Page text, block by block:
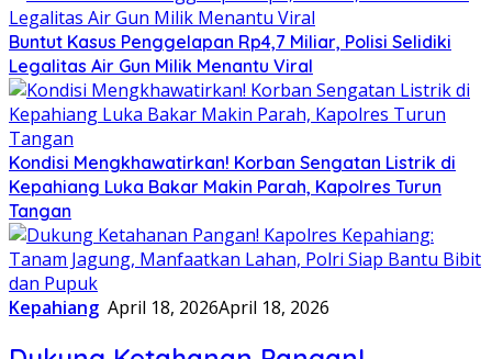
Buntut Kasus Penggelapan Rp4,7 Miliar, Polisi Selidiki
Legalitas Air Gun Milik Menantu Viral
Kondisi Mengkhawatirkan! Korban Sengatan Listrik di
Kepahiang Luka Bakar Makin Parah, Kapolres Turun
Tangan
Kepahiang April 18, 2026April 18, 2026